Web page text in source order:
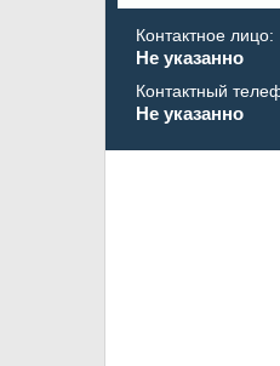
Контактное лицо:
Не указанно
Контактный
Не указанно